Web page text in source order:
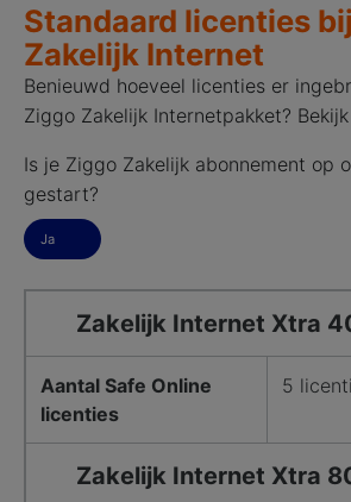
Standaard licenties
Zakelijk Internet
Benieuwd hoeveel licenties er
Ziggo Zakelijk Internetpakket?
Is je Ziggo Zakelijk abonnement op
gestart?
Ja
Zakelijk Internet Xtra
Aantal Safe Online
licenties
5
Zakelijk Internet Xtra